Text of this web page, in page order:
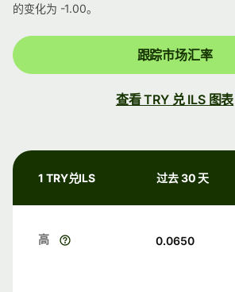
的变化为 -1.00。
跟踪市场汇率
查看 TRY 兑 ILS 图表
1 TRY兑ILS 过去 30 天
高 0.0650